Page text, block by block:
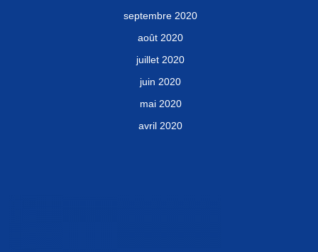
septembre 2020
août 2020
juillet 2020
juin 2020
mai 2020
avril 2020